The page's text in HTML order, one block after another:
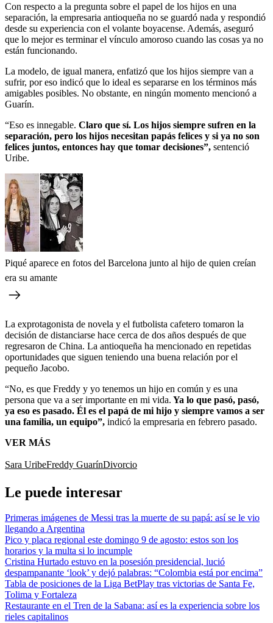
Con respecto a la pregunta sobre el papel de los hijos en una
separación, la empresaria antioqueña no se guardó nada y respondió
desde su experiencia con el volante boyacense. Además, aseguró
que lo mejor es terminar el vínculo amoroso cuando las cosas ya no
están funcionando.
La modelo, de igual manera, enfatizó que los hijos siempre van a
sufrir, por eso indicó que lo ideal es separarse en los términos más
amigables posibles. No obstante, en ningún momento mencionó a
Guarín.
“Eso es innegable. Claro que sí. Los hijos siempre sufren en la
separación, pero los hijos necesitan papás felices y si ya no son
felices juntos, entonces hay que tomar decisiones”, sentenció
Uribe.
Piqué aparece en fotos del Barcelona junto al hijo de quien creían
era su amante
La exprotagonista de novela y el futbolista cafetero tomaron la
decisión de distanciarse hace cerca de dos años después de que
regresaron de China. La antioqueña ha mencionado en repetidas
oportunidades que siguen teniendo una buena relación por el
pequeño Jacobo.
“No, es que Freddy y yo tenemos un hijo en común y es una
persona que va a ser importante en mi vida. Ya lo que pasó, pasó,
ya eso es pasado. Él es el papá de mi hijo y siempre vamos a ser
una familia, un equipo”, indicó la empresaria en febrero pasado.
VER MÁS
Sara UribeFreddy GuarínDivorcio
Le puede interesar
Primeras imágenes de Messi tras la muerte de su papá: así se le vio
llegando a Argentina
Pico y placa regional este domingo 9 de agosto: estos son los
horarios y la multa si lo incumple
Cristina Hurtado estuvo en la posesión presidencial, lució
despampanante ‘look’ y dejó palabras: “Colombia está por encima”
Tabla de posiciones de la Liga BetPlay tras victorias de Santa Fe,
Tolima y Fortaleza
Restaurante en el Tren de la Sabana: así es la experiencia sobre los
rieles capitalinos